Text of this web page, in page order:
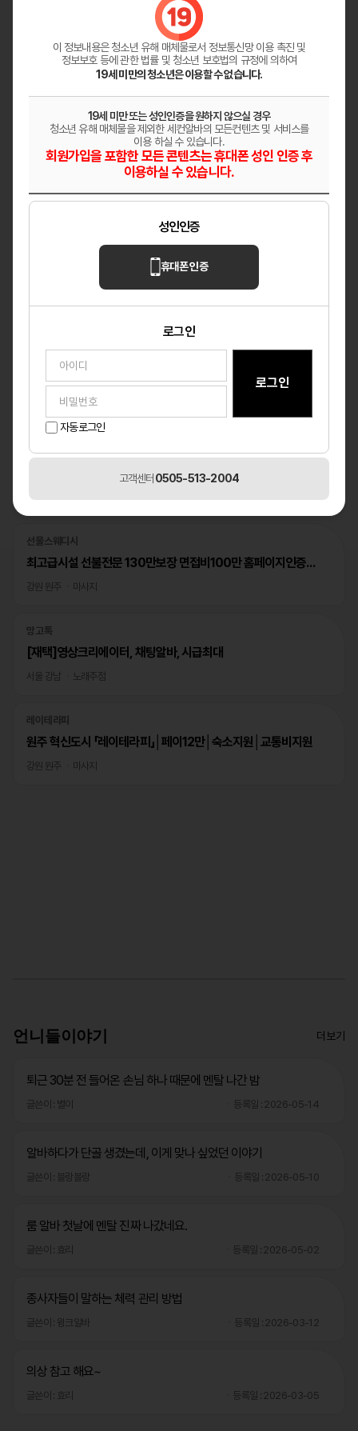
원주 혁신도시 「레이테라피」│페이12만│숙소
지원│교통비지원
강원 원주 마사지
다온테라피
깨끗한 분위기의 샵 상시모집
대전 대덕구 마사지
✨ 매니저님들 어서 오세요 ✨
마사지
베스트
선물스웨디시
최고급시설 선불전문 130만보장 면접비100만 홈페이지인증완료
강원 원주 마사지
망고톡
[재택]영상크리에이터, 채팅알바, 시급최대
서울 강남 노래주점
레이테라피
원주 혁신도시 「레이테라피」│페이12만│숙소지원│교통비지원
강원 원주 마사지
언니들이야기 더보기
퇴근 30분 전 들어온 손님 하나 때문에 멘탈 나간 밤
글쓴이 : 별이 등록일 : 2026-05-14
알바하다가 단골 생겼는데, 이게 맞나 싶었던 이야기
글쓴이 : 블랑블랑 등록일 : 2026-05-10
룸 알바 첫날에 멘탈 진짜 나갔네요.
글쓴이 : 효리 등록일 : 2026-05-02
종사자들이 말하는 체력 관리 방법
글쓴이 : 윙크알바 등록일 : 2026-03-12
의상 참고 해요~
글쓴이 : 효리 등록일 : 2026-03-05
이 정보내용은 청소년 유해 매체물로서 정보통신망 이용 촉진 및
정보보호 등에 관한 법률 및 청소년 보호법의 규정에 의하여
19세 미만의 청소년은 이용할 수 없습니다.
19세 미만 또는 성인인증을 원하지 않으실 경우
청소년 유해 매체물을 제외한 세컨알바의 모든컨텐츠 및 서비스를
이용 하실 수 있습니다.
회원가입을 포함한 모든 콘텐츠는 휴대폰 성인 인증 후
이용하실 수 있습니다.
성인인증
휴대폰 인증
로그인
자동로그인
고객센터0505-513-2004